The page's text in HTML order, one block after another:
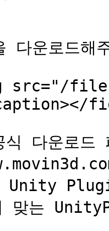
다운로드해
files/
다운로드
Unity
는